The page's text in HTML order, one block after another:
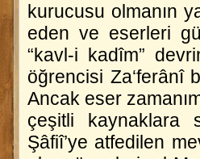
kurucusu olmanın
eden ve eserleri
“kavl-i kadîm”
öğrencisi Za‘ferânî
Ancak eser
çeşitli kaynaklara
Şâfiî’ye atfedilen